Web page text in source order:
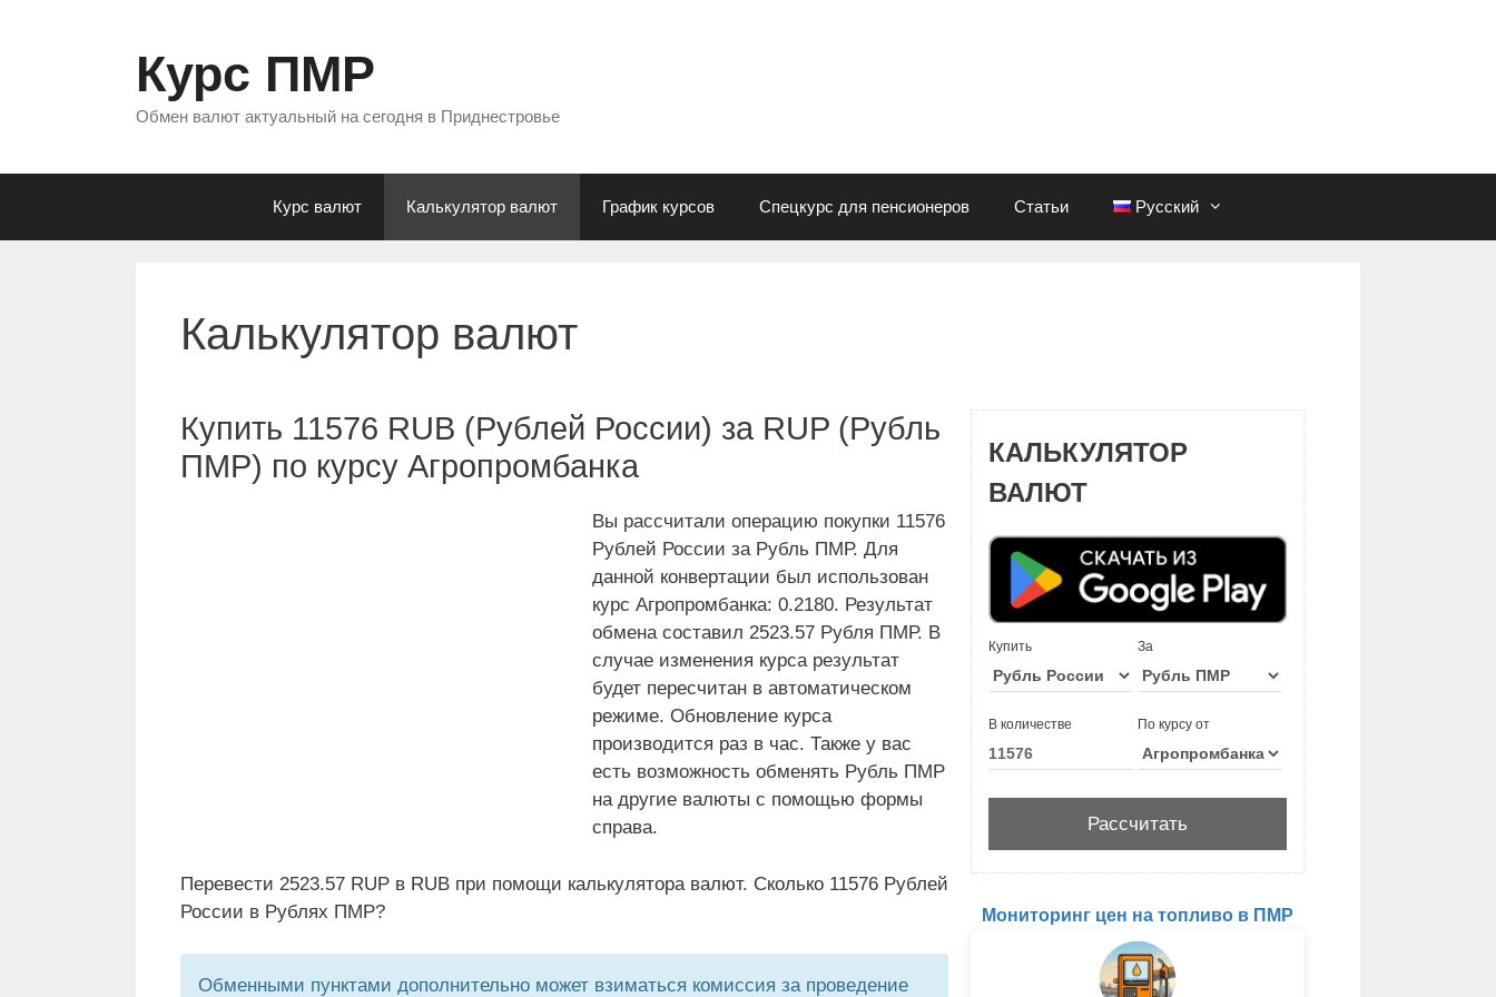
Курс ПМР
Обмен валют актуальный на сегодня в Приднестровье
Курс валют Калькулятор валют График курсов Спецкурс для пенсионеров Статьи Русский
Калькулятор валют
Купить 11576 RUB (Рублей России) за RUP (Рубль
ПМР) по курсу Агропромбанка
Вы рассчитали операцию покупки 11576
Рублей России за Рубль ПМР. Для
данной конвертации был использован
курс Агропромбанка: 0.2180. Результат
обмена составил 2523.57 Рубля ПМР. В
случае изменения курса результат
будет пересчитан в автоматическом
режиме. Обновление курса
производится раз в час. Также у вас
есть возможность обменять Рубль ПМР
на другие валюты с помощью формы
справа.
Перевести 2523.57 RUP в RUB при помощи калькулятора валют. Сколько 11576 Рублей
России в Рублях ПМР?
Обменными пунктами дополнительно может взиматься комиссия за проведение
КАЛЬКУЛЯТОР
ВАЛЮТ
Купить За
В количестве По курсу от
Мониторинг цен на топливо в ПМР